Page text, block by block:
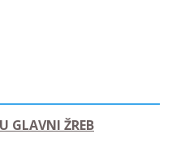
GLAVNI ŽREB